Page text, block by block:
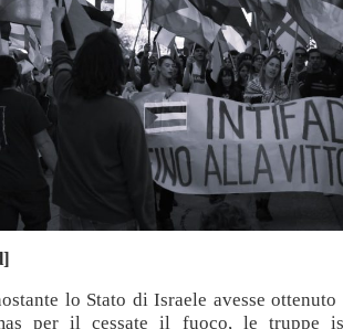
lo Stato di Israele avesse
per il cessate il fuoco, le truppe